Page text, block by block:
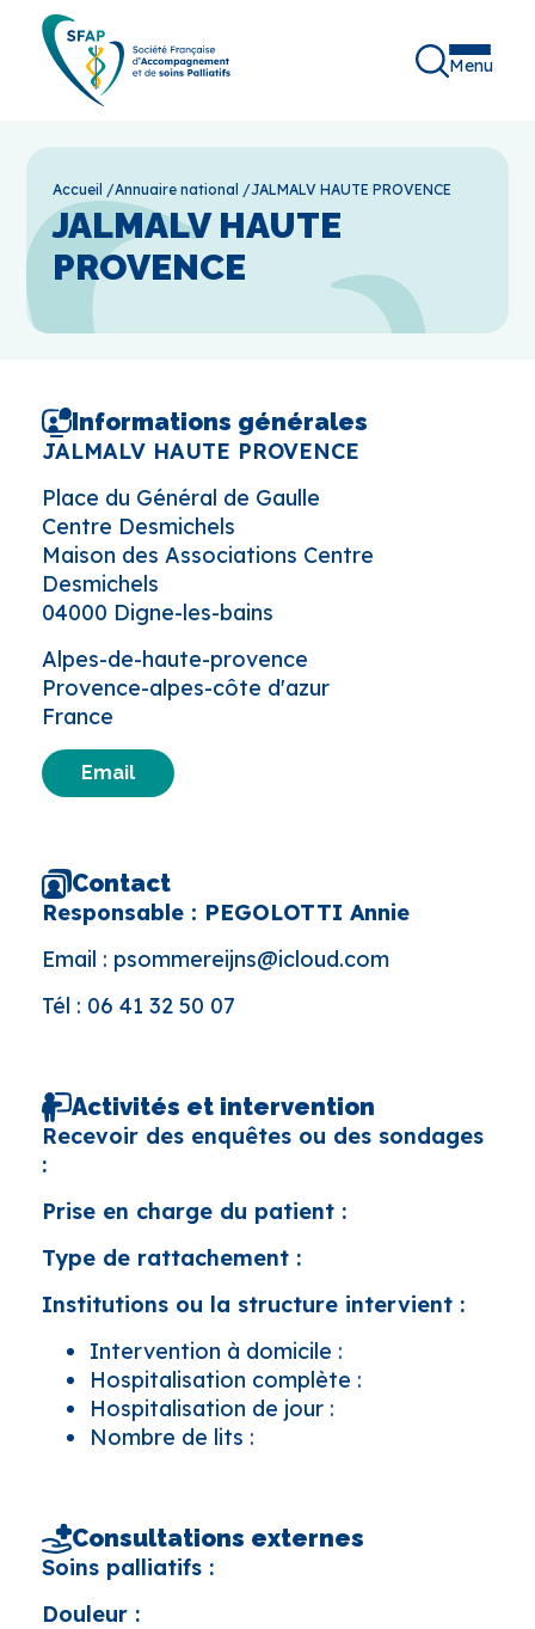
Menu
Accueil /Annuaire national /JALMALV HAUTE PROVENCE
JALMALV HAUTE
PROVENCE
Informations générales
JALMALV HAUTE PROVENCE
Place du Général de Gaulle
Centre Desmichels
Maison des Associations Centre
Desmichels
04000 Digne-les-bains
Alpes-de-haute-provence
Provence-alpes-côte d'azur
France
Email
Contact
Responsable : PEGOLOTTI Annie
Email : psommereijns@icloud.com
Tél : 06 41 32 50 07
Activités et intervention
Recevoir des enquêtes ou des sondages
:
Prise en charge du patient :
Type de rattachement :
Institutions ou la structure intervient :
Intervention à domicile :
Hospitalisation complète :
Hospitalisation de jour :
Nombre de lits :
Consultations externes
Soins palliatifs :
Douleur :